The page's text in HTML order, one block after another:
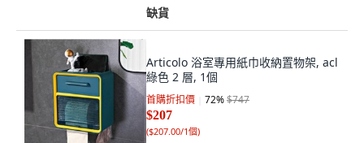
缺貨
Articolo 浴室專用紙巾收納置物架, acl
綠色 2 層, 1個
首購折扣價 72%$747
$207
($207.00/1個)